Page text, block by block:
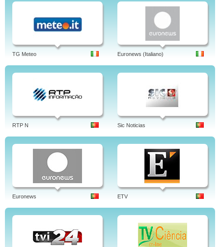
TG Meteo Euronews (Italiano)
RTP N Sic Noticias
Euronews ETV